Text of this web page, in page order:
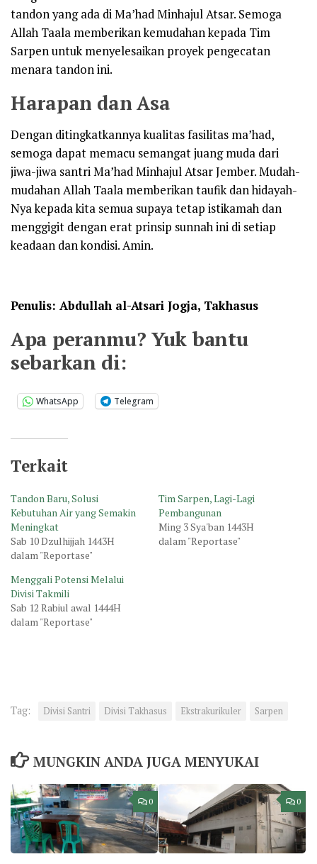
tandon yang ada di Ma’had Minhajul Atsar. Semoga
Allah Taala memberikan kemudahan kepada Tim
Sarpen untuk menyelesaikan proyek pengecatan
menara tandon ini.
Harapan dan Asa
Dengan ditingkatkannya kualitas fasilitas ma’had,
semoga dapat memacu semangat juang muda dari
jiwa-jiwa santri Ma’had Minhajul Atsar Jember. Mudah-
mudahan Allah Taala memberikan taufik dan hidayah-
Nya kepada kita semua supaya tetap istikamah dan
menggigit dengan erat prinsip sunnah ini di setiap
keadaan dan kondisi. Amin.
Penulis: Abdullah al-Atsari Jogja, Takhasus
Apa peranmu? Yuk bantu
sebarkan di:
WhatsApp Telegram
Terkait
Tandon Baru, Solusi
Kebutuhan Air yang Semakin
Meningkat
Sab 10 Dzulhijjah 1443H
dalam "Reportase"
Tim Sarpen, Lagi-Lagi
Pembangunan
Ming 3 Sya'ban 1443H
dalam "Reportase"
Menggali Potensi Melalui
Divisi Takmili
Sab 12 Rabiul awal 1444H
dalam "Reportase"
Tag: Divisi Santri Divisi Takhasus Ekstrakurikuler Sarpen
MUNGKIN ANDA JUGA MENYUKAI
0 0